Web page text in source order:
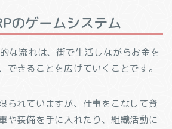
のゲームシステム
な流れは、街で生活しながらお金を
できることを広げていくことです。
られていますが、仕事をこなして資
や装備を手に入れたり、組織活動に